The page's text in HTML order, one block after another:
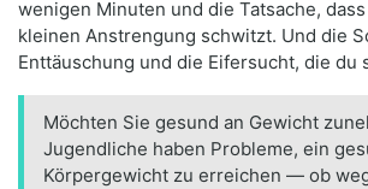
wenigen Minuten und die Tatsache,
kleinen Anstrengung schwitzt. Und die
Enttäuschung und die Eifersucht, die du
Möchten Sie gesund an Gewicht
Jugendliche haben Probleme, ein
Körpergewicht zu erreichen — ob